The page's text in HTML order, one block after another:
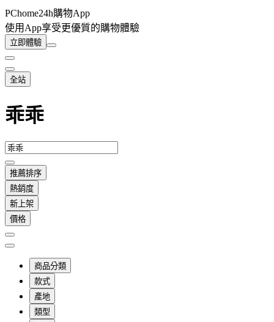
PChome24h購物App
使用App享受更優質的購物體驗
立即體驗
全站
乖乖
推薦排序
熱銷度
新上架
價格
商品分類
款式
產地
類型